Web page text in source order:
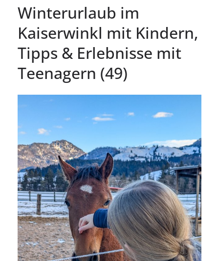
Winterurlaub im
Kaiserwinkl mit Kindern,
Tipps & Erlebnisse mit
Teenagern (49)